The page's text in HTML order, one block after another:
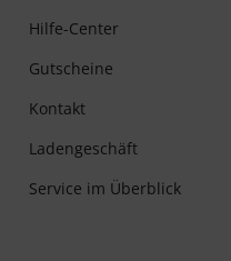
Hilfe-Center
Gutscheine
Kontakt
Ladengeschäft
Service im Überblick